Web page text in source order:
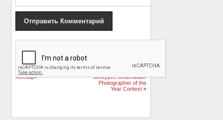
Мультфильм
«Зверополис»
получил статуэтку
«Оскар»
мира: работы,
победившие в
конкурсе Underwater
Photographer of the
Year Contest»